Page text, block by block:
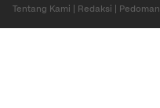
Tentang Kami Redaksi